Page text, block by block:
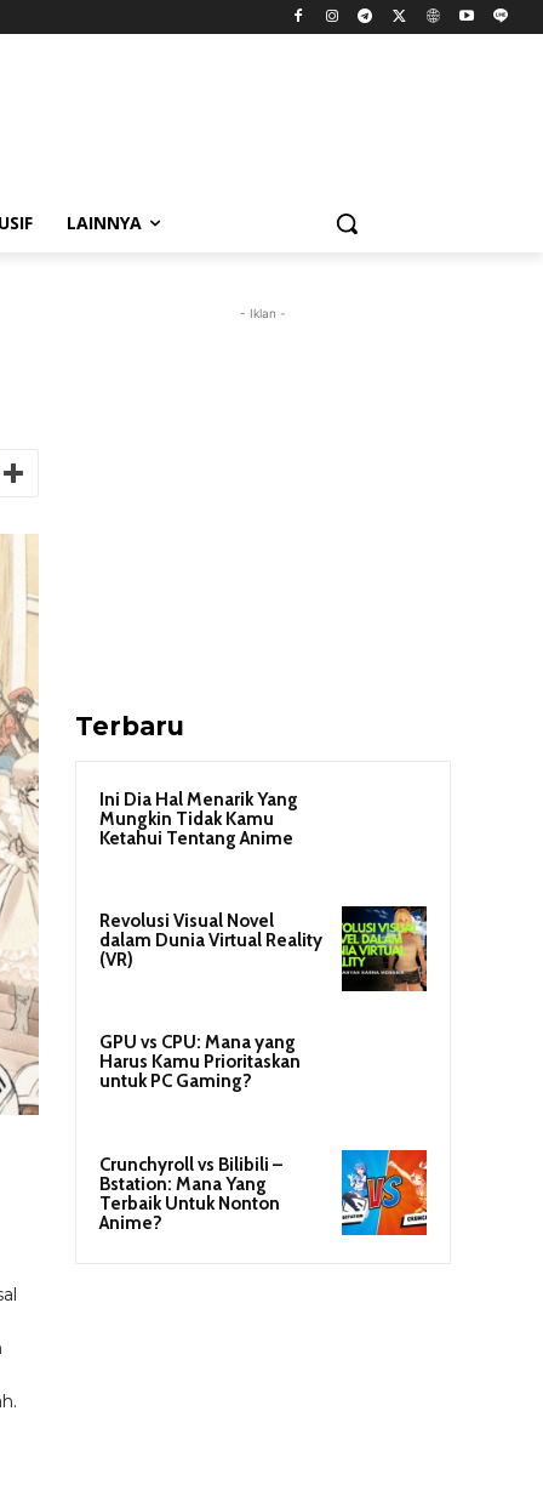
LAINNYA
- Iklan -
Terbaru
Ini Dia Hal Menarik Yang
Mungkin Tidak Kamu
Ketahui Tentang Anime
Revolusi Visual Novel
dalam Dunia Virtual Reality
(VR)
GPU vs CPU: Mana yang
Harus Kamu Prioritaskan
untuk PC Gaming?
Crunchyroll vs Bilibili –
Bstation: Mana Yang
Terbaik Untuk Nonton
Anime?